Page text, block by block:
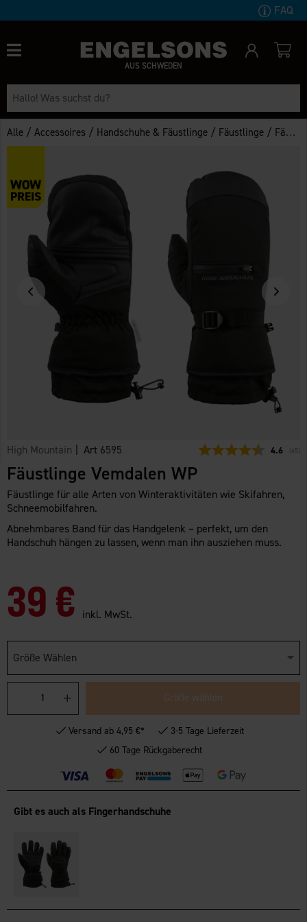
FAQ
AUS SCHWEDEN
Alle /Accessoires / Handschuhe & Fäustlinge / Fäustlinge / Fäustlinge Vemdalen WP
High Mountain | Art 6595 4.6 65
Fäustlinge Vemdalen WP
Fäustlinge für alle Arten von Winteraktivitäten wie Skifahren,
Schneemobilfahren.
Abnehmbares Band für das Handgelenk – perfekt, um den
Handschuh hängen zu lassen, wenn man ihn ausziehen muss.
39 € inkl. MwSt.
Größe Wählen
Größe wählen
Versand ab 4,95 €*
3-5 Tage Lieferzeit
60 Tage Rückgaberecht
Gibt es auch als Fingerhandschuhe